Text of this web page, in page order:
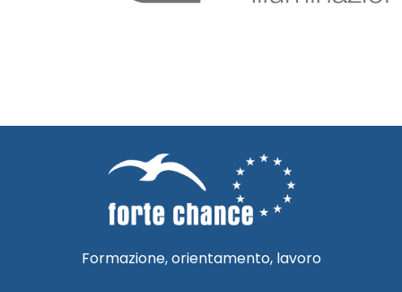
Formazione, orientamento, lavoro